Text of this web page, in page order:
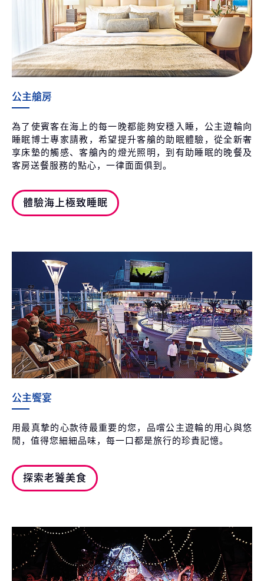
公主艙房
為了使賓客在海上的每一晚都能夠安穩入睡，公主遊輪向
睡眠博士專家請教，希望提升客艙的助眠體驗，從全新奢
享床墊的觸感、客艙內的燈光照明，到有助睡眠的晚餐及
客房送餐服務的點心，一律面面俱到。
體驗海上極致睡眠
公主饗宴
用最真摯的心款待最重要的您，品嚐公主遊輪的用心與悠
閒，值得您細細品味，每一口都是旅行的珍貴記憶。
探索老饕美食